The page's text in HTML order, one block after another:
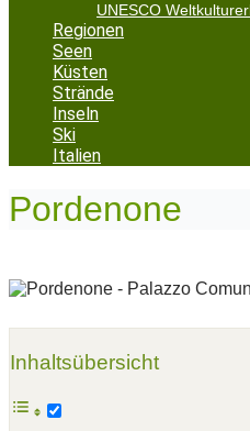
UNESCO
Regionen
Seen
Küsten
Strände
Inseln
Ski
Italien
Pordenone
Inhaltsübersicht